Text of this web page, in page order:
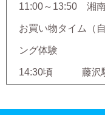
11:00～13:50 湘南
☆蔵のある
お買い物タイム（
☆美食イタ
ング体験
14:30頃 藤沢駅